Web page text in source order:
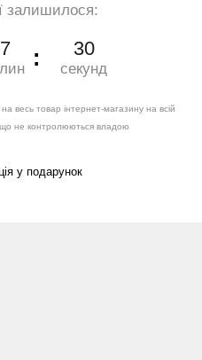
залишилося:
28
секунд
весь товар інтернет-магазину на всій
що не контролюються владою
у подарунок